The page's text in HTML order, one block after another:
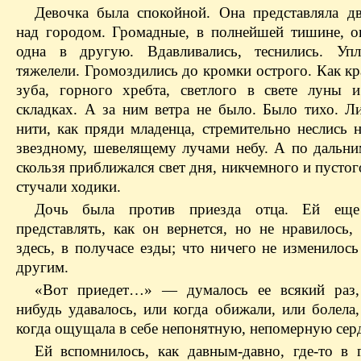
Девочка была спокойной. Она представляла
над городом. Громадные, в полнейшей тишине,
одна в другую. Вдавливались, теснились.
тяжелели. Громоздились до кромки острого. Как
зуба, горного хребта, светлого в свете луны
складках. А за ним ветра не было. Было тихо.
нити, как пряди младенца, стремительно неслись
звездному, шевелящему лучами небу. А по
скользя приближался свет дня, никчемного и
стучали ходики.
Дочь была против приезда отца. Ей еще
представлять, как он вернется, но не
здесь, в получасе езды; что ничего не
другим.
«Вот приедет…» — думалось ее всякий
нибудь удавалось, или когда обижали, или
когда ощущала в себе непонятную, непомерную
Ей вспомнилось, как давным-давно, где-то в